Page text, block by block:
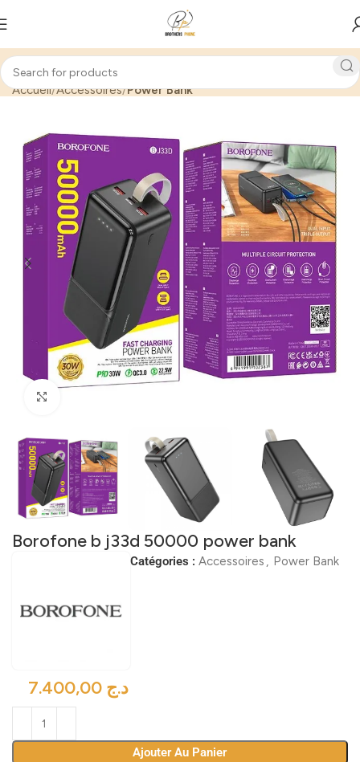
Accueil Accessoires Power Bank
Borofone b j33d 50000 power bank
Catégories : Accessoires , Power Bank
د.ج
Ajouter Au Panier